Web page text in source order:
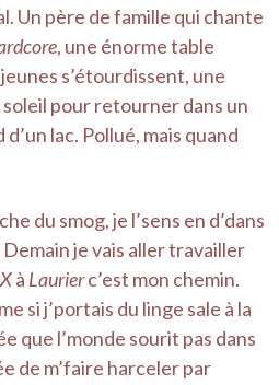
Un père de famille qui chante
, une énorme table
s’étourdissent, une
pour retourner dans un
lac. Pollué, mais quand
du smog, je l’sens en d’dans
Demain je vais aller travailler
à Laurierc’est mon chemin.
si j’portais du linge sale à la
que l’monde sourit pas dans
de m’faire harceler par